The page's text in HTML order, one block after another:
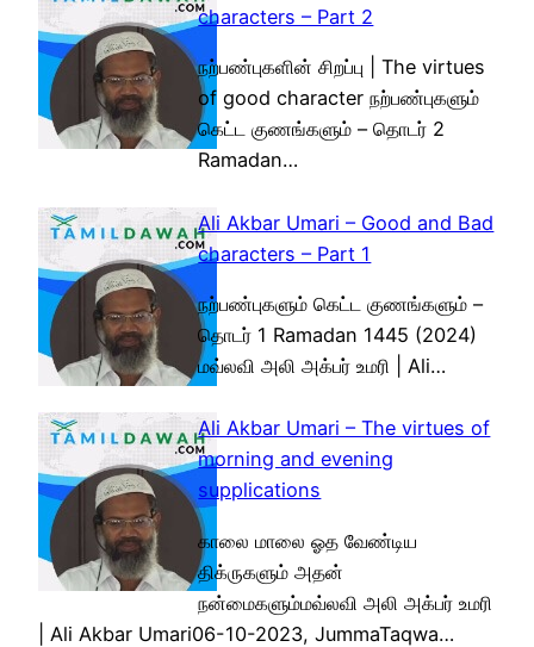
characters – Part 2
நற்பண்புகளின் சிறப்பு | The virtues
of good character நற்பண்புகளும்
கெட்ட குணங்களும் – தொடர் 2
Ramadan…
Ali Akbar Umari – Good and Bad
characters – Part 1
நற்பண்புகளும் கெட்ட குணங்களும் –
தொடர் 1 Ramadan 1445 (2024)
மவ்லவி அலி அக்பர் உமரி | Ali…
Ali Akbar Umari – The virtues of
morning and evening
supplications
காலை மாலை ஓத வேண்டிய
திக்ருகளும் அதன்
நன்மைகளும்மவ்லவி அலி அக்பர் உமரி
| Ali Akbar Umari06-10-2023, JummaTaqwa…